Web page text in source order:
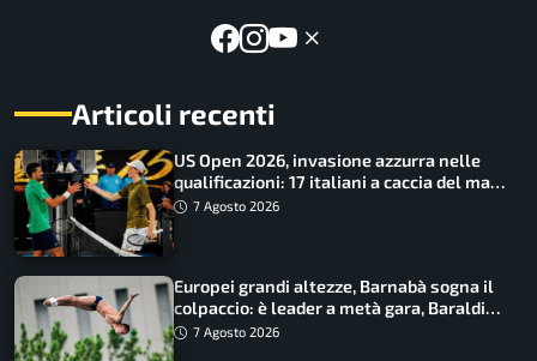
Articoli recenti
US Open 2026, invasione azzurra nelle
qualificazioni: 17 italiani a caccia del main
draw7 Agosto 2026
Europei grandi altezze, Barnabà sogna il
colpaccio: è leader a metà gara, Baraldi
ancora in corsa
7 Agosto 2026